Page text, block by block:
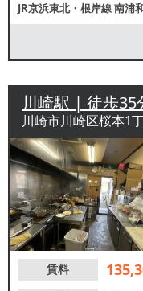
JR京浜東北・根岸線南浦
川崎駅 | 徒歩35
川崎市川崎区桜本1
賃料